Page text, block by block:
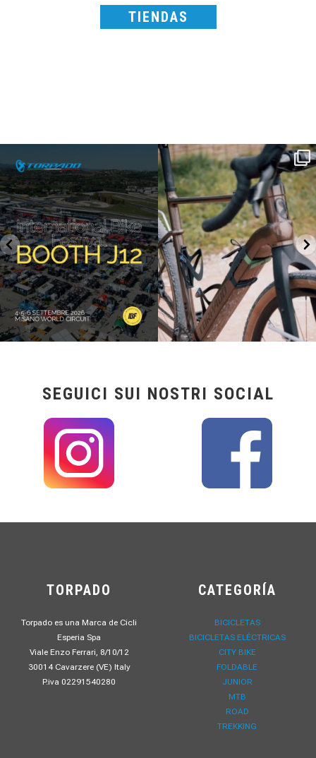
TIENDAS
IBF sta per...
17 1
Kepler R è la gravel pensata per affrontare
lunghe...
26 0
SEGUICI SUI NOSTRI SOCIAL
TORPADO
Torpado es una Marca de Cicli
Esperia Spa
Viale Enzo Ferrari, 8/10/12
30014 Cavarzere (VE) Italy
P.iva 02291540280
CATEGORÍA
BICICLETAS
BICICLETAS ELÉCTRICAS
CITY BIKE
FOLDABLE
JUNIOR
MTB
ROAD
TREKKING